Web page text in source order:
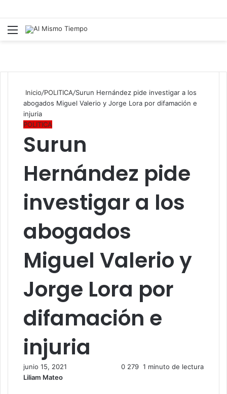
Menú
Inicio/POLITICA/Surun Hernández pide investigar a los
abogados Miguel Valerio y Jorge Lora por difamación e
injuria
POLITICA
Surun
Hernández pide
investigar a los
abogados
Miguel Valerio y
Jorge Lora por
difamación e
injuria
junio 15, 2021 0 279 1 minuto de lectura
Liliam Mateo